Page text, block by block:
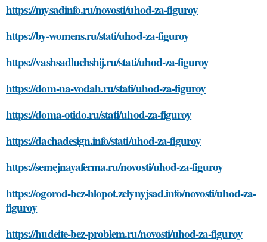
https://mysadinfo.ru/novosti/uhod-za-figuroy
https://by-womens.ru/stati/uhod-za-figuroy
https://vashsadluchshij.ru/stati/uhod-za-figuroy
https://dom-na-vodah.ru/stati/uhod-za-figuroy
https://doma-otido.ru/stati/uhod-za-figuroy
https://dachadesign.info/stati/uhod-za-figuroy
https://semejnayaferma.ru/novosti/uhod-za-figuroy
https://ogorod-bez-hlopot.zelynyjsad.info/novosti/uhod-za-
figuroy
https://hudeite-bez-problem.ru/novosti/uhod-za-figuroy